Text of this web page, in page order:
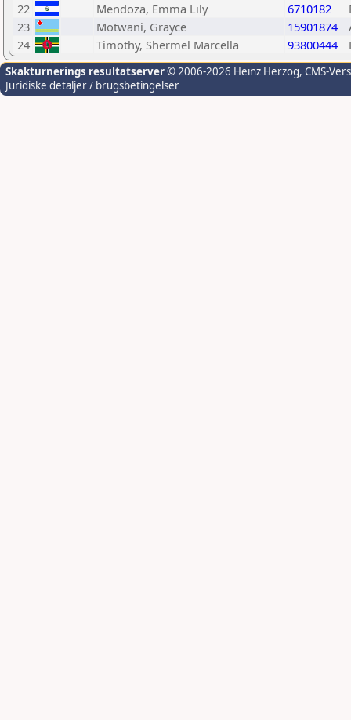
22
Mendoza, Emma Lily 6710182
23
Motwani, Grayce 15901874
24
Timothy, Shermel Marcella 93800444
Skakturnerings resultatserver© 2006-2026 Heinz Herzog, CMS-
Juridiske detaljer / brugsbetingelser